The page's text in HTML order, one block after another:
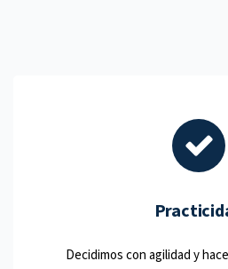
Practicidad
Decidimos con agilidad y